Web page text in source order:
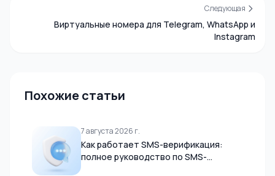
Следующая
Виртуальные номера для Telegram, WhatsApp и
Instagram
Похожие статьи
7 августа 2026 г.
Как работает SMS-верификация:
полное руководство по SMS-